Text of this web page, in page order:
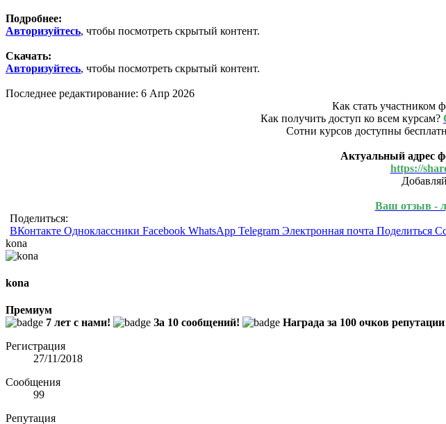
Подробнее:
Авторизуйтесь, чтобы посмотреть скрытый контент.
Скачать:
Авторизуйтесь, чтобы посмотреть скрытый контент.
Последнее редактирование: 6 Апр 2026
Как стать участником
Как получить доступ ко всем курсам?
Сотни курсов доступны
Актуальный адрес
https://
Ваш отзыв -
Поделиться:
ВКонтакте Одноклассники Facebook WhatsApp Telegram Электронная почта Поделиться
kona
kona
Премиум
7 лет с нами!
За 10 сообщений!
Награда за 100 очков репутации
Регистрация
27/11/2018
Сообщения
99
Репутация